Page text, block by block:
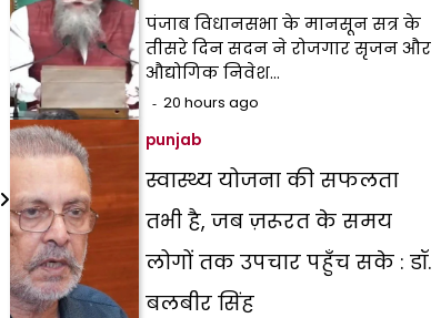
पंजाब विधानसभा के मानसून सत्र के
तीसरे दिन सदन ने रोजगार सृजन और
औद्योगिक निवेश…
20 hours ago
punjab
स्वास्थ्य योजना की सफलता
तभी है, जब ज़रूरत के समय
लोगों तक उपचार पहुँच सके : डॉ.
बलबीर सिंह